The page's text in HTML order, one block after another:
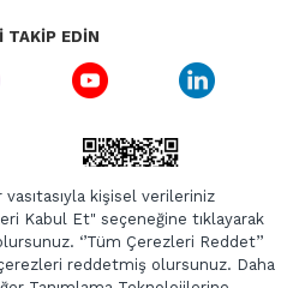
TAKIP EDIN
DAMGASI kişisel verileriniz
Kabul Et" seçeneğine tıklayarak
‘’Tüm Çerezleri Reddet’’
reddetmiş olursunuz. Daha